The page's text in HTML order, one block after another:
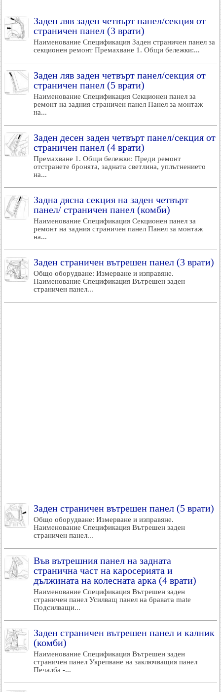
Заден ляв заден четвърт панел/секция от
страничен панел (3 врати)
Наименование Спецификация Заден страничен панел за
секционен ремонт Премахване 1. Общи бележки:...
Заден ляв заден четвърт панел/секция от
страничен панел (5 врати)
Наименование Спецификация Секционен панел за
ремонт на задния страничен панел Панел за монтаж
на...
Заден десен заден четвърт панел/секция от
страничен панел (4 врати)
Премахване 1. Общи бележки: Преди ремонт
отстранете бронята, задната светлина, уплътнението
на...
Задна дясна секция на заден четвърт
панел/ страничен панел (комби)
Наименование Спецификация Секционен панел за
ремонт на задния страничен панел Панел за монтаж
на...
Заден страничен вътрешен панел (3 врати)
Общо оборудване: Измерване и изправяне.
Наименование Спецификация Вътрешен заден
страничен панел...
Заден страничен вътрешен панел (5 врати)
Общо оборудване: Измерване и изправяне.
Наименование Спецификация Вътрешен заден
страничен панел...
Във вътрешния панел на задната
странична част на каросерията и
дължината на колесната арка (4 врати)
Наименование Спецификация Вътрешен заден
страничен панел Усилващ панел на бравата mate
Подсилващи...
Заден страничен вътрешен панел и калник
(комби)
Наименование Спецификация Вътрешен заден
страничен панел Укрепване на заключващия панел
Печалба -...